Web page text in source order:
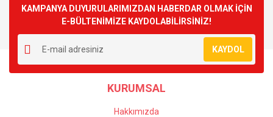
Yorum Yaz
Görüş ve önerileriniz için teşekkür ederiz.
Ürün resmi kalitesiz, bozuk veya görüntülenemiyor.
Ürün açıklamasında eksik bilgiler bulunuyor.
Ürün bilgilerinde hatalar bulunuyor.
Ürün fiyatı diğer sitelerden daha pahalı.
KAMPANYA DUYURULARIMIZDAN HABERDAR OLMAK İÇİN
E-BÜLTENİMİZE KAYDOLABİLİRSİNİZ!
KAYDOL
KURUMSAL
Hakkımızda